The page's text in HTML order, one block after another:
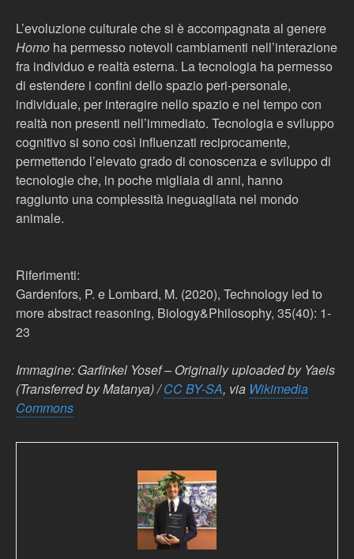
L’evoluzione culturale che si è accompagnata al genere
Homo ha permesso notevoli cambiamenti nell’interazione
fra individuo e realtà esterna. La tecnologia ha permesso
di estendere i confini dello spazio peri-personale,
individuale, per interagire nello spazio e nel tempo con
realtà non presenti nell’immediato. Tecnologia e sviluppo
cognitivo si sono così influenzati reciprocamente,
permettendo l’elevato grado di conoscenza e sviluppo di
tecnologie che, in poche migliaia di anni, hanno
raggiunto una complessità ineguagliata nel mondo
animale.
Riferimenti:
Gardenfors, P. e Lombard, M. (2020), Technology led to
more abstract reasoning, Biology&Philosophy, 35(40): 1-
23
Immagine: Garfinkel Yosef – Originally uploaded by Yaels
(Transferred by Matanya) /CC BY-SA, via Wikimedia
Commons